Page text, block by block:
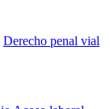
Derecho penal vial